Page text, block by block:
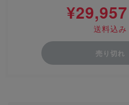
¥29,957
送料込み
売り切れ